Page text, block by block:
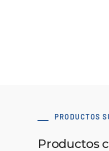
PRODUCTOS
Productos